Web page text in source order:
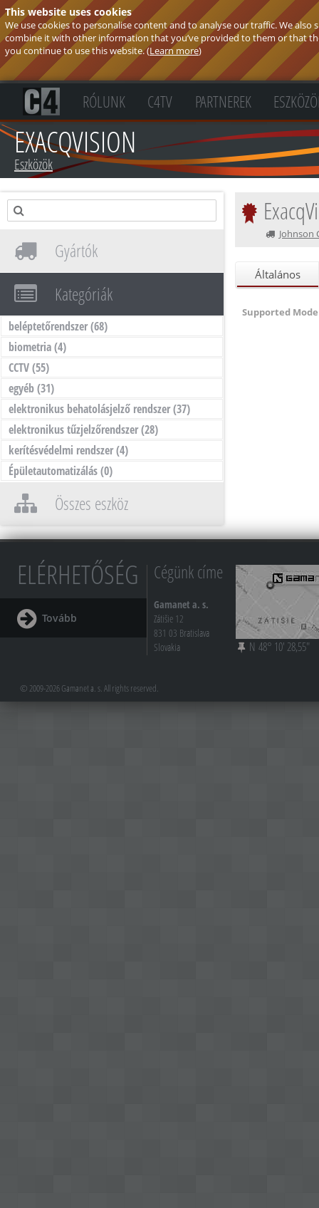
This website uses cookies
We use cookies to personalise content and to analyse our traffic. We
combine it with other information that you’ve provided to them or that
you continue to use this website. (Learn more)
RÓLUNK C4TV PARTNEREK
EXACQVISION
Eszközök
Johnson
Általános
Supported
Gyártók
Kategóriák
beléptetőrendszer(68)
biometria(4)
CCTV(55)
egyéb(31)
elektronikus behatolásjelző rendszer(37)
elektronikus tűzjelzőrendszer(28)
kerítésvédelmi rendszer(4)
Épületautomatizálás(0)
Összes eszköz
ELÉRHETŐSÉG
Tovább
Cégünk címe
Gamanet a. s.
Zátišie 12
831 03 Bratislava
Slovakia
N 48° 10' 28,55"
© 2009-2026 Gamanet a. s. All rights reserved.